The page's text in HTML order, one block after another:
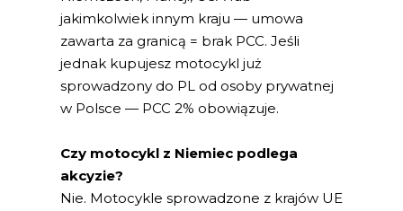
jakimkolwiek innym kraju — umowa
zawarta za granicą = brak PCC. Jeśli
jednak kupujesz motocykl już
sprowadzony do PL od osoby prywatnej
w Polsce — PCC 2% obowiązuje.
Czy motocykl z Niemiec podlega
akcyzie?
Nie. Motocykle sprowadzone z krajów UE